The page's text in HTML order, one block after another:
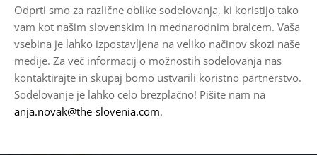
Odprti smo za različne oblike sodelovanja, ki koristijo tako
vam kot našim slovenskim in mednarodnim bralcem. Vaša
vsebina je lahko izpostavljena na veliko načinov skozi naše
medije. Za več informacij o možnostih sodelovanja nas
kontaktirajte in skupaj bomo ustvarili koristno partnerstvo.
Sodelovanje je lahko celo brezplačno! Pišite nam na
anja.novak@the-slovenia.com.